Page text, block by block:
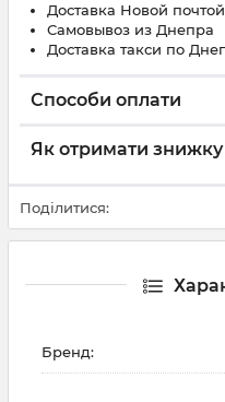
Доставка Новой
Самовывоз из Днепра
Доставка такси по
Способи оплати
Як отримати знижку
Поділитися:
Бренд: